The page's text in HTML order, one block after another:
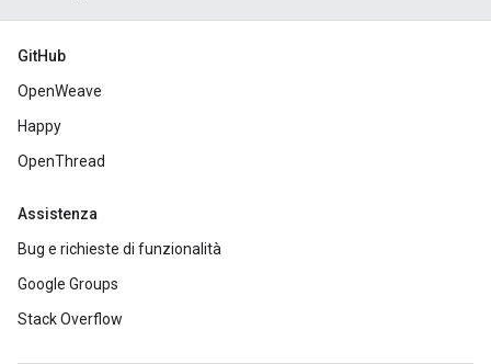
GitHub
OpenWeave
Happy
OpenThread
Assistenza
Bug e richieste di funzionalità
Google Groups
Stack Overflow